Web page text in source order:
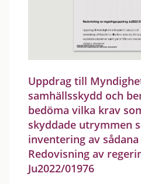
Uppdrag till
samhällsskydd och
bedöma vilka krav
skyddade utrymmen
inventering av
Redovisning av
Ju2022/01976